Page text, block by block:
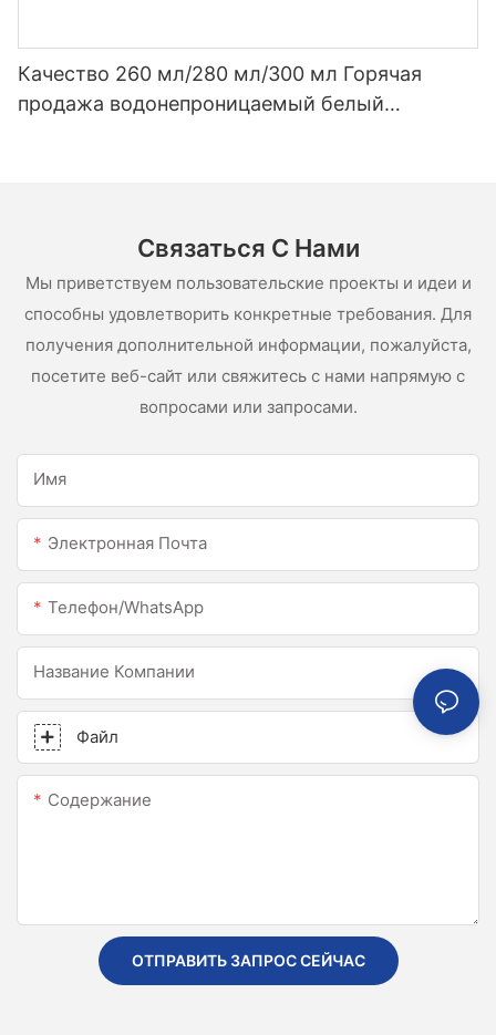
Качество 260 мл/280 мл/300 мл Горячая
продажа водонепроницаемый белый
Связаться С Нами
Мы приветствуем пользовательские проекты и идеи и
способны удовлетворить конкретные требования. Для
получения дополнительной информации, пожалуйста,
посетите веб-сайт или свяжитесь с нами напрямую с
вопросами или запросами.
Имя
Электронная Почта
Телефон/WhatsApp
Название Компании
Файл
Содержание
ОТПРАВИТЬ ЗАПРОС СЕЙЧАС